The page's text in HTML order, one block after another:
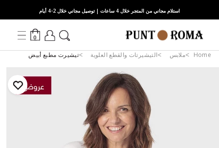
استلام مجاني من المتجر خلال 4 ساعات | توصيل مجاني خلال 2-4 أيام
0
Home ملابس التيشيرتات والقطع العلوية تيشيرت مطبع أبيض